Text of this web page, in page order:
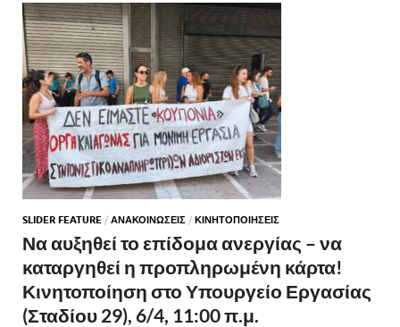
SLIDER FEATURE / ΑΝΑΚΟΙΝΩΣΕΙΣ / ΚΙΝΗΤΟΠΟΙΗΣΕΙΣ
Να αυξηθεί το επίδομα ανεργίας – να
καταργηθεί η προπληρωμένη κάρτα!
Κινητοποίηση στο Υπουργείο Εργασίας
(Σταδίου 29), 6/4, 11:00 π.μ.